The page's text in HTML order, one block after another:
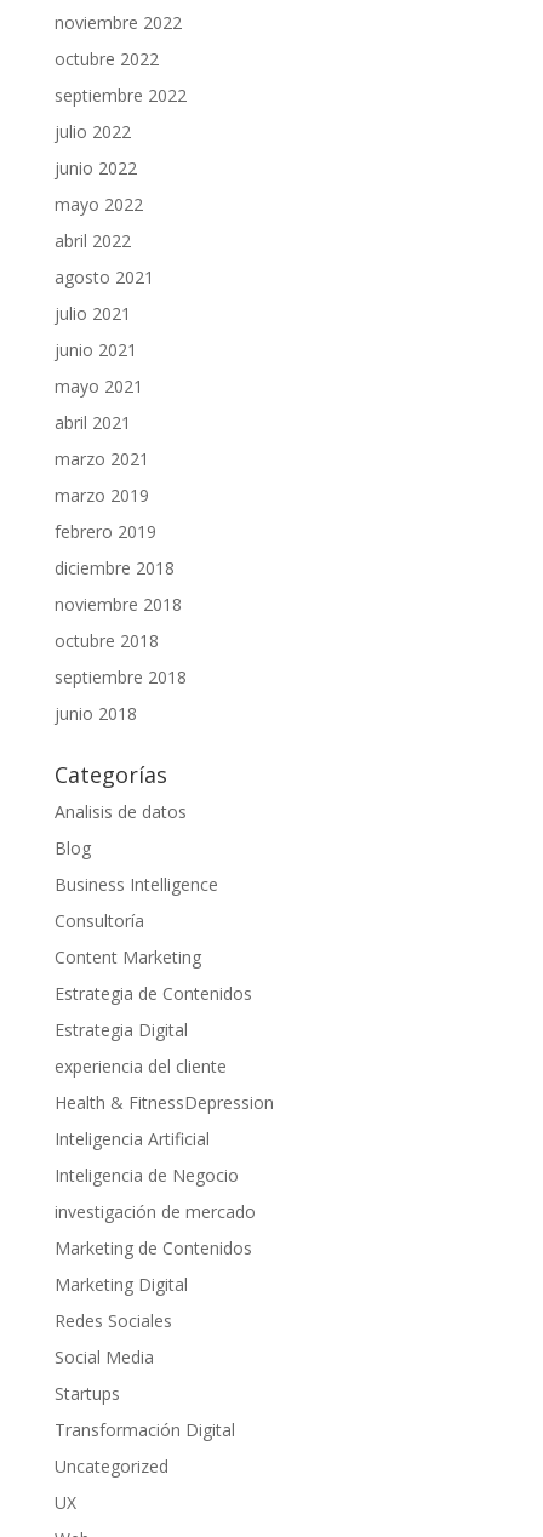
noviembre 2022
octubre 2022
septiembre 2022
julio 2022
junio 2022
mayo 2022
abril 2022
agosto 2021
julio 2021
junio 2021
mayo 2021
abril 2021
marzo 2021
marzo 2019
febrero 2019
diciembre 2018
noviembre 2018
octubre 2018
septiembre 2018
junio 2018
Categorías
Analisis de datos
Blog
Business Intelligence
Consultoría
Content Marketing
Estrategia de Contenidos
Estrategia Digital
experiencia del cliente
Health & FitnessDepression
Inteligencia Artificial
Inteligencia de Negocio
investigación de mercado
Marketing de Contenidos
Marketing Digital
Redes Sociales
Social Media
Startups
Transformación Digital
Uncategorized
UX